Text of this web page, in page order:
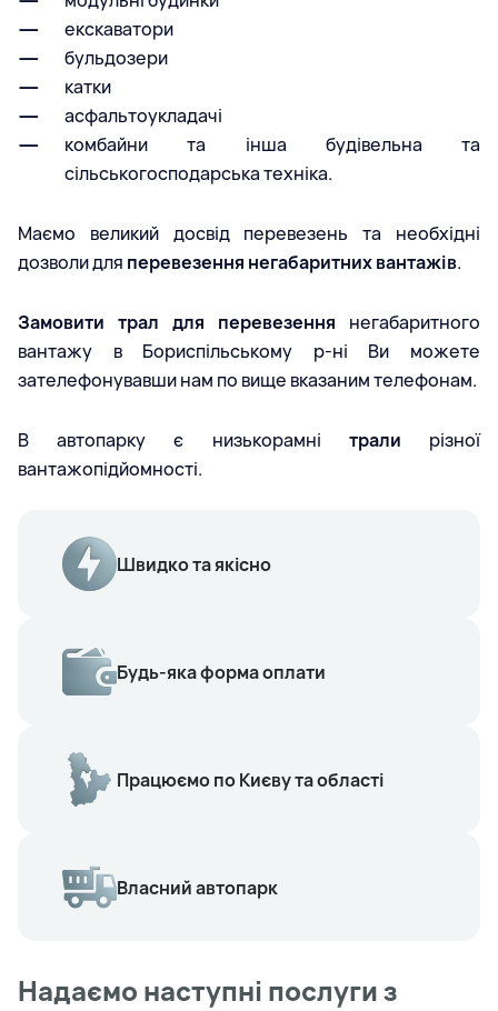
екскаватори
бульдозери
катки
асфальтоукладачі
комбайни та інша будівельна та
сільськогосподарська техніка.
Маємо великий досвід перевезень та необхідні
дозволи для перевезення негабаритних вантажів.
Замовити трал для перевезення негабаритного
вантажу в Бориспільському р-ні Ви можете
зателефонувавши нам по вище вказаним телефонам.
В автопарку є низькорамні трали різної
вантажопідйомності.
Швидко та якісно
Будь-яка форма оплати
Працюємо по Києву та області
Власний автопарк
Надаємо наступні послуги з